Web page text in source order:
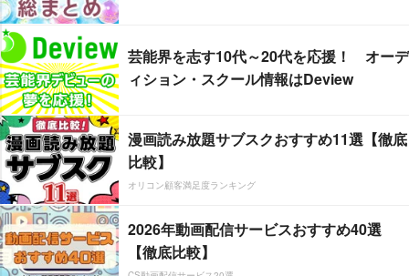
芸能界を志す10代～20代を応援！ オーデ
ィション・スクール情報はDeview
漫画読み放題サブスクおすすめ11選【徹底
比較】
オリコン顧客満足度ランキング
2026年動画配信サービスおすすめ40選
【徹底比較】